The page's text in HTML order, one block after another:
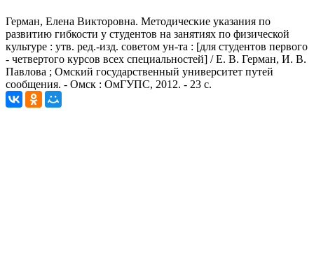
Герман, Елена Викторовна. Методические указания по
развитию гибкости у студентов на занятиях по физической
культуре : утв. ред.-изд. советом ун-та : [для студентов первого
- четвертого курсов всех специальностей] / Е. В. Герман, И. В.
Павлова ; Омский государственный университет путей
сообщения. - Омск : ОмГУПС, 2012. - 23 с.